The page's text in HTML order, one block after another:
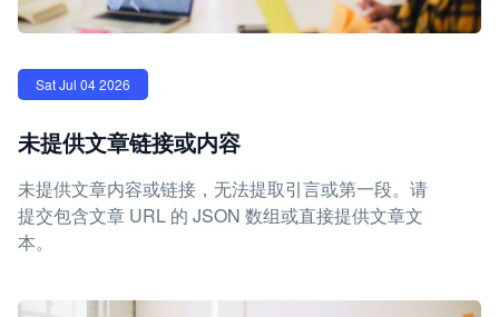
Sat Jul 04 2026
未提供文章链接或内容
未提供文章内容或链接，无法提取引言或第一段。请
提交包含文章 URL 的 JSON 数组或直接提供文章文
本。